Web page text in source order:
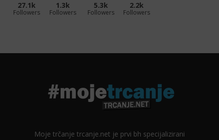
27.1k
Followers
1.3k
Followers
5.3k
Followers
2.2k
Followers
Moje trčanje trcanje.net je prvi bh specijalizirani